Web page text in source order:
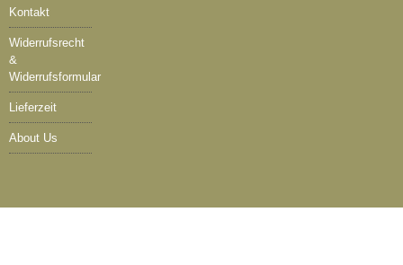
Kontakt
Widerrufsrecht
&
Widerrufsformular
Lieferzeit
About Us